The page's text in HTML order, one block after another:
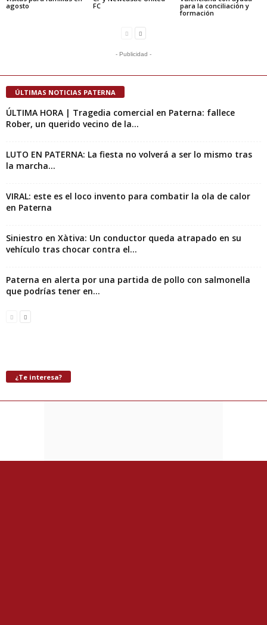
agosto
FC
para la conciliación y
formación
- Publicidad -
ÚLTIMAS NOTICIAS PATERNA
ÚLTIMA HORA | Tragedia comercial en Paterna: fallece
Rober, un querido vecino de la...
LUTO EN PATERNA: La fiesta no volverá a ser lo mismo tras
la marcha...
VIRAL: este es el loco invento para combatir la ola de calor
en Paterna
Siniestro en Xàtiva: Un conductor queda atrapado en su
vehículo tras chocar contra el...
Paterna en alerta por una partida de pollo con salmonella
que podrías tener en...
¿Te interesa?